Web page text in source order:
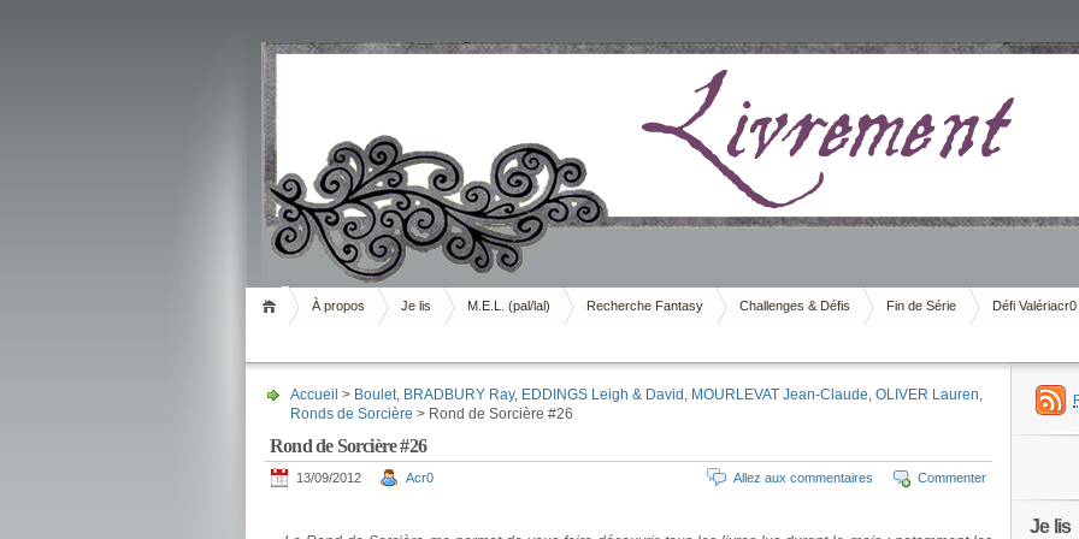
Livrement
À propos Je lis M.E.L. (pal/lal) Recherche Fantasy Challenges & Défis Fin de Série Défi Valériacr0
Accueil > Boulet, BRADBURY Ray, EDDINGS Leigh & David , MOURLEVAT Jean-Claude, OLIVER Lauren,
Ronds de Sorcière > Rond de Sorcière #26
Rond de Sorcière #26
13/09/2012 Acr0 Commenter
Allez aux commentaires
Je lis